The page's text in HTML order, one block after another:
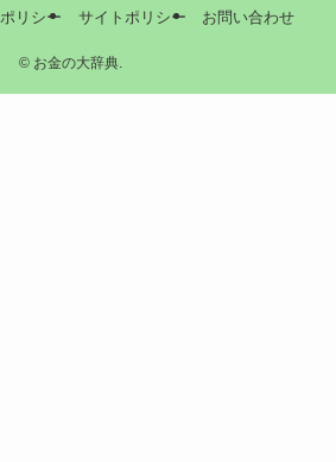
リシー サイトポリシー お問い合わせ
©お金の大辞典.